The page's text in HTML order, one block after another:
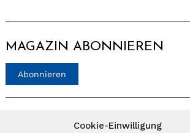
Cookie-Einwilligung
MAGAZIN ABONNIEREN
Abonnieren
NEWSLETTER